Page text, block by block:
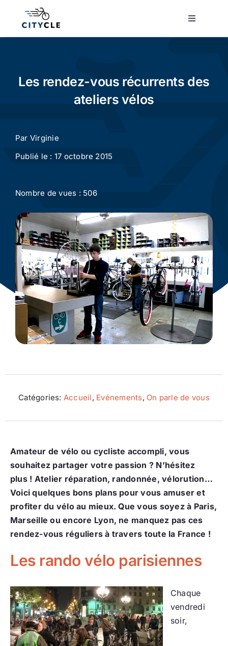
Toggle
Cyclisme urbain
Matériel
Actualité
Ecologie
Les rendez-vous récurrents des
ateliers vélos
Par Virginie
Publié le : 17 octobre 2015
Nombre de vues : 506
Catégories: Accueil, Evénements, On parle de vous
Amateur de vélo ou cycliste accompli, vous
souhaitez partager votre passion ? N’hésitez
plus ! Atelier réparation, randonnée, vélorution…
Voici quelques bons plans pour vous amuser et
profiter du vélo au mieux. Que vous soyez à Paris,
Marseille ou encore Lyon, ne manquez pas ces
rendez-vous réguliers à travers toute la France !
Les rando vélo parisiennes
Chaque
vendredi
soir,